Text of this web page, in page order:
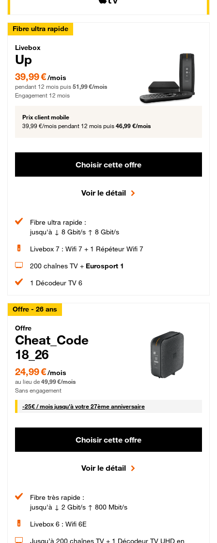
Fibre ultra rapide
Livebox Up Fibre
Livebox
Up
39,99 € par mois pendant 12 mois puis 51,99 € par mois, Engagement 12 mois
39,99 €/mois
pendant 12 mois puis 51,99 €/mois
Engagement 12 mois
Prix client mobile
39,99 €/mois pendant 12 mois puis 46,99 €/mois
Choisir cette offre
Voir le détail
Fibre ultra rapide :
jusqu'à ↓ 8 Gbit/s ↑ 8 Gbit/s
Livebox 7 : Wifi 7 + 1 Répéteur Wifi 7
200 chaînes TV + Eurosport 1
1 Décodeur TV 6
Offre - 26 ans
Cheat_Code Fibre_18_26
Offre
Cheat_Code
18_26
24,99 € par mois pendant 0 mois puis 49,99 € par mois, Sans engagement
24,99 €/mois
au lieu de 49,99 €/mois
Sans engagement
-25€ / mois25 € par mois
jusqu'à votre 27ème anniversaire
Choisir cette offre
Voir le détail
Fibre très rapide :
jusqu'à ↓ 2 Gbit/s ↑ 800 Mbit/s
Livebox 6 : Wifi 6E
Jusqu’à 200 chaînes TV + 1 Décodeur TV UHD en